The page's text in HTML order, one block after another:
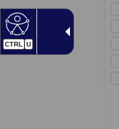
CTRL U